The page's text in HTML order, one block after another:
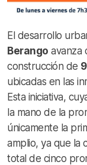
El desarrollo
Berango avanza
construcción de
ubicadas en las
Esta iniciativa,
la mano de la
únicamente la
amplio, ya que la
total de cinco